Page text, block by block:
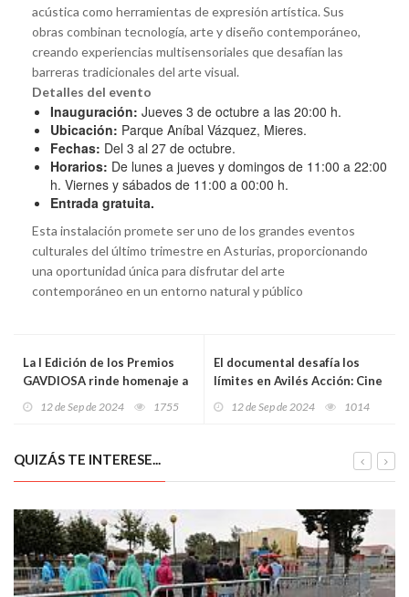
acústica como herramientas de expresión artística. Sus
obras combinan tecnología, arte y diseño contemporáneo,
creando experiencias multisensoriales que desafían las
barreras tradicionales del arte visual.
Detalles del evento
Inauguración: Jueves 3 de octubre a las 20:00 h.
Ubicación: Parque Aníbal Vázquez, Mieres.
Fechas: Del 3 al 27 de octubre.
Horarios: De lunes a jueves y domingos de 11:00 a 22:00
h. Viernes y sábados de 11:00 a 00:00 h.
Entrada gratuita.
Esta instalación promete ser uno de los grandes eventos
culturales del último trimestre en Asturias, proporcionando
una oportunidad única para disfrutar del arte
contemporáneo en un entorno natural y público
La I Edición de los Premios
GAVDIOSA rinde homenaje a
una representación inédita
12 de Sep de 2024 1755
El documental desafía los
límites en Avilés Acción: Cine
una clase magistral de Samu
12 de Sep de 2024 1014
QUIZÁS TE INTERESE...